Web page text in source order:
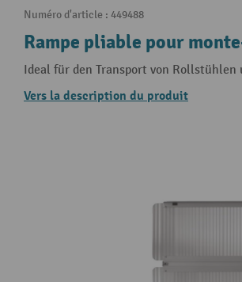
Numéro d'article : 449488
Rampe pliable pour
Ideal für den Transport von Rollstühlen
Vers la description du produit